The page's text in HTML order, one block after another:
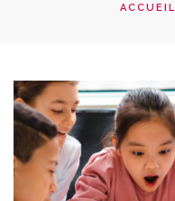
RECHERCHER
CONTACT
ACCUEIL